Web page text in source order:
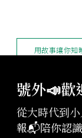
號外📣歡
從大時代到
報📬陪你認 授
用故事讓你知